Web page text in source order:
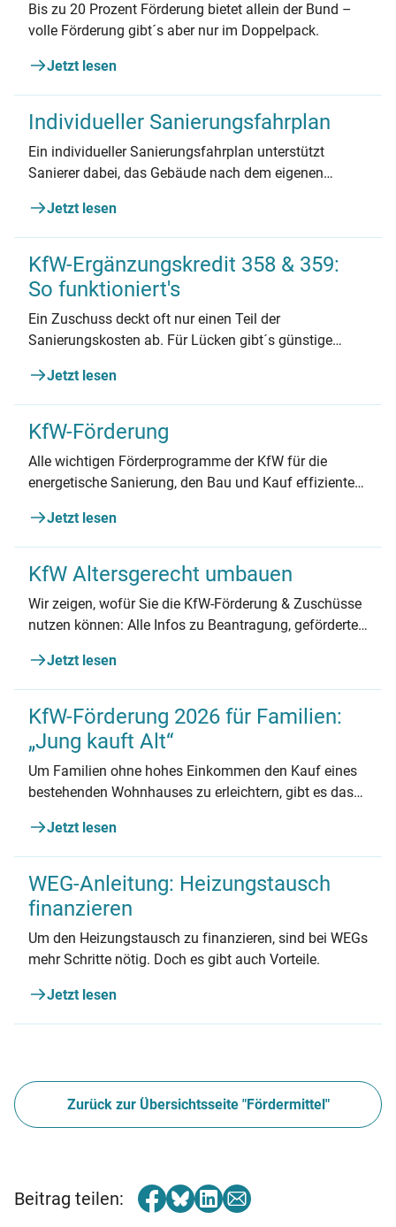
Bis zu 20 Prozent Förderung bietet allein der Bund –
volle Förderung gibt´s aber nur im Doppelpack.
Jetzt lesen
Individueller Sanierungsfahrplan
Ein individueller Sanierungsfahrplan unterstützt
Sanierer dabei, das Gebäude nach dem eigenen
modernisieren.
Jetzt lesen
KfW-Ergänzungskredit 358 & 359:
So funktioniert's
Ein Zuschuss deckt oft nur einen Teil der
Sanierungskosten ab. Für Lücken gibt´s günstige
Jetzt lesen
KfW-Förderung
Alle wichtigen Förderprogramme der KfW für die
energetische Sanierung, den Bau und Kauf effizienter
Jetzt lesen
KfW Altersgerecht umbauen
Wir zeigen, wofür Sie die KfW-Förderung & Zuschüsse
nutzen können: Alle Infos zu Beantragung, geförderten
Jetzt lesen
KfW-Förderung 2026 für Familien:
„Jung kauft Alt“
Um Familien ohne hohes Einkommen den Kauf eines
bestehenden Wohnhauses zu erleichtern, gibt es das
alles Wichtige zum Förderprogramm und den
Voraussetzungen.
Jetzt lesen
WEG-Anleitung: Heizungstausch
finanzieren
Um den Heizungstausch zu finanzieren, sind bei WEGs
mehr Schritte nötig. Doch es gibt auch Vorteile.
Jetzt lesen
Zurück zur Übersichtsseite "Fördermittel"
Beitrag teilen: